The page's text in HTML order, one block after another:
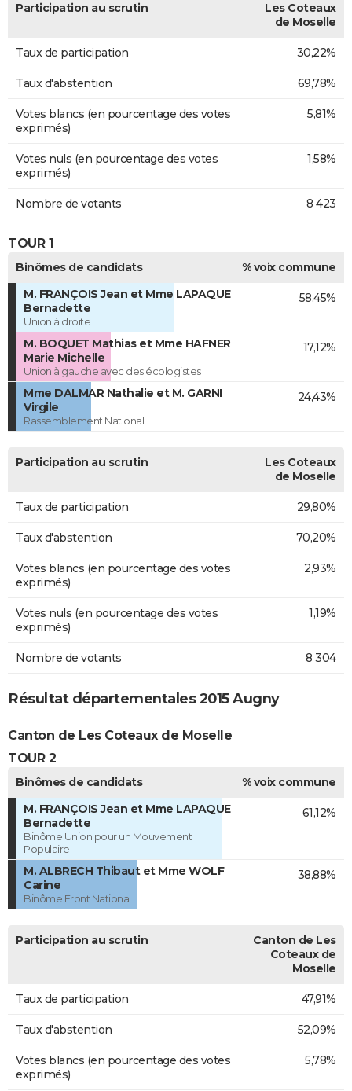
Participation au scrutin
Les Coteaux
de Moselle
Taux de participation 30,22%
Taux d'abstention 69,78%
Votes blancs (en pourcentage des votes
exprimés)
5,81%
Votes nuls (en pourcentage des votes
exprimés)
1,58%
Nombre de votants 8 423
TOUR 1
Binômes de candidats
% voix commune
M. FRANÇOIS Jean et Mme LAPAQUE
Bernadette
Union à droite
58,45%
M. BOQUET Mathias et Mme HAFNER
Marie Michelle
Union à gauche avec des écologistes
17,12%
Mme DALMAR Nathalie et M. GARNI
Virgile
Rassemblement National
24,43%
Participation au scrutin
Les Coteaux
de Moselle
Taux de participation 29,80%
Taux d'abstention 70,20%
Votes blancs (en pourcentage des votes
exprimés)
2,93%
Votes nuls (en pourcentage des votes
exprimés)
1,19%
Nombre de votants 8 304
Résultat départementales 2015 Augny
Canton de Les Coteaux de Moselle
TOUR 2
Binômes de candidats
% voix commune
M. FRANÇOIS Jean et Mme LAPAQUE
Bernadette
Binôme Union pour un Mouvement
Populaire
61,12%
M. ALBRECH Thibaut et Mme WOLF
Carine
Binôme Front National
38,88%
Participation au scrutin
Canton de Les
Coteaux de
Moselle
Taux de participation 47,91%
Taux d'abstention 52,09%
Votes blancs (en pourcentage des votes
exprimés)
5,78%